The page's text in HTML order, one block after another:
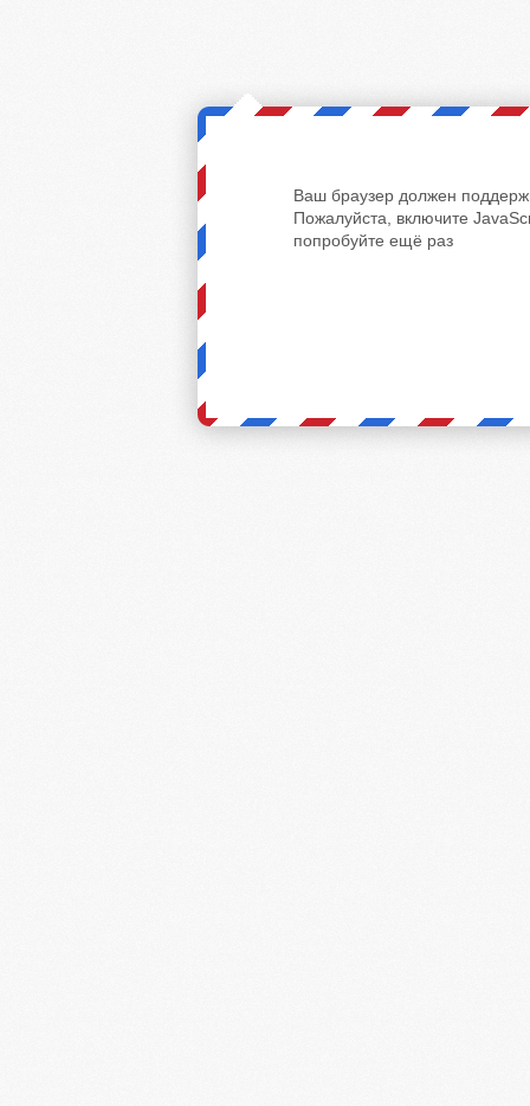
Ваш браузер должен
Пожалуйста, включите
попробуйте ещё раз